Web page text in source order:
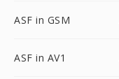
ASF in GSM
ASF in AV1